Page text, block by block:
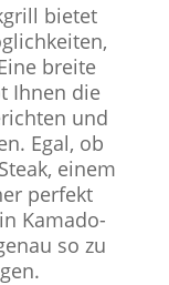
bietet
breite
Ihnen die
und
Egal, ob
einem
perfekt
Kamado-
so zu